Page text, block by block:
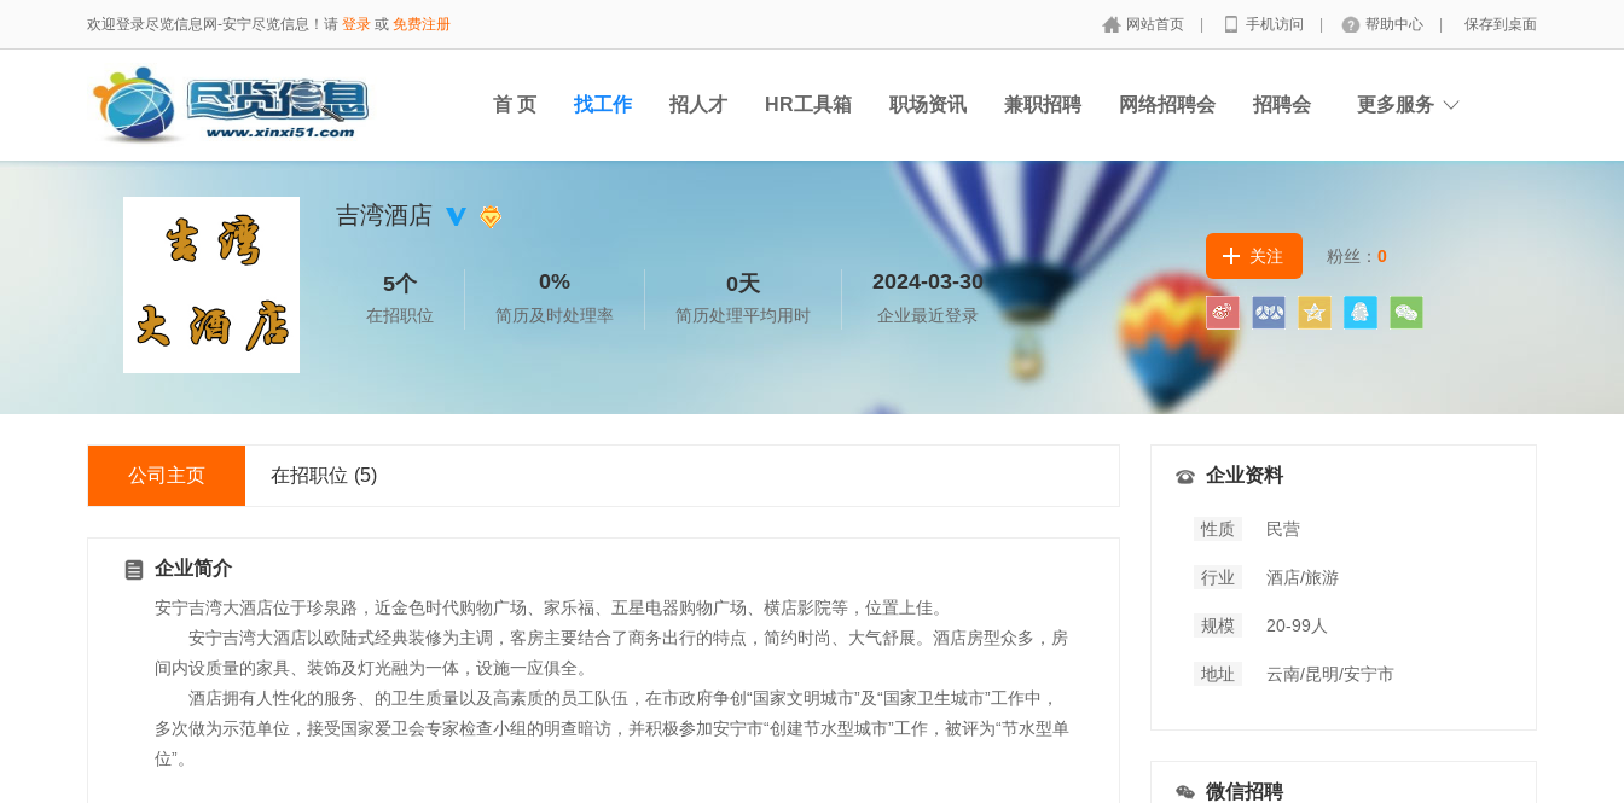
欢迎登录尽览信息网-安宁尽览信息！请 登录 或 免费注册 网站首页 手机访问 帮助中心 保存到桌面
首 页 找工作 招人才 HR工具箱 职场资讯 兼职招聘 网络招聘会 招聘会 更多服务
吉湾酒店
5个
在招职位
0%
简历及时处理率
0天
简历处理平均用时
2024-03-30
企业最近登录
关注 粉丝： 0
公司主页 在招职位 (5)
企业简介
安宁吉湾大酒店位于珍泉路，近金色时代购物广场、家乐福、五星电器购物广场、横店影院等，位置上佳。
安宁吉湾大酒店以欧陆式经典装修为主调，客房主要结合了商务出行的特点，简约时尚、大气舒展。酒店房型众多，房
间内设质量的家具、装饰及灯光融为一体，设施一应俱全。
酒店拥有人性化的服务、的卫生质量以及高素质的员工队伍，在市政府争创“国家文明城市”及“国家卫生城市”工作中，
多次做为示范单位，接受国家爱卫会专家检查小组的明查暗访，并积极参加安宁市“创建节水型城市”工作，被评为“节水型单
位”。
企业资料
性质 民营
行业 酒店/旅游
规模 20-99人
地址 云南/昆明/安宁市
微信招聘